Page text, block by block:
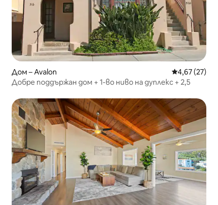
Дом – Avalon Средна
4,67 (27)
Добре поддържан дом + 1-во ниво на дуплекс + 2,5